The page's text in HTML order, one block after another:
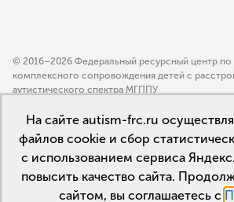
© 2016–2026 Федеральный ресурсный центр по
комплексного сопровождения детей с
аутистического спектра МГППУ
Политика конфиденциальности
Пользовательское соглашение
На сайте autism-frc.ru
файлов cookie и сбор
с использованием сервиса
повысить качество сайта.
сайтом, вы соглашаетесь с